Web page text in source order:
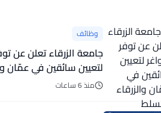
وظائف
جامعة الزرقاء تعلن عن
لتعيين سائقين في عمّان
والسلط
منذ 6 ساعات